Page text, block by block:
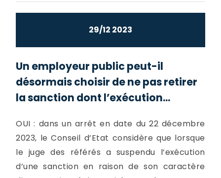
29/12 2023
Un employeur public peut-il
désormais choisir de ne pas retirer
la sanction dont l’exécution...
OUI : dans un arrêt en date du 22 décembre
2023, le Conseil d’Etat considère que lorsque
le juge des référés a suspendu l’exécution
d’une sanction en raison de son caractère